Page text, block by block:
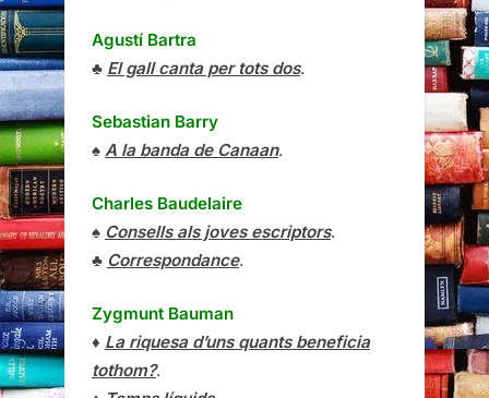
Agustí Bartra
♣ El gall canta per tots dos.
Sebastian Barry
♠ A la banda de Canaan.
Charles Baudelaire
♠ Consells als joves escriptors.
♣ Correspondance.
Zygmunt Bauman
♦ La riquesa d’uns quants beneficia
tothom?.